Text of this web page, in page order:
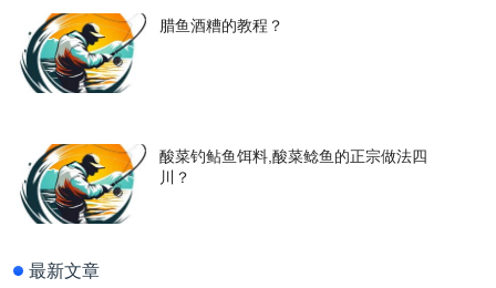
腊鱼酒糟的教程？
酸菜钓鲇鱼饵料,酸菜鲶鱼的正宗做法四
川？
最新文章